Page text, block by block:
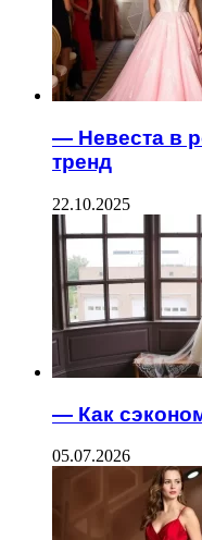
— Невеста в
тренд
22.10.2025
— Как
05.07.2026